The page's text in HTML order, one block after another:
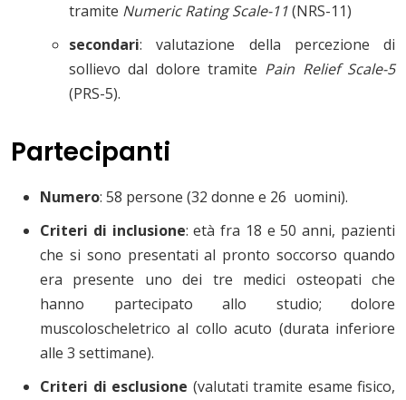
tramite Numeric Rating Scale-11(NRS-11)
secondari: valutazione della percezione di
sollievo dal dolore tramite Pain Relief Scale-5
(PRS-5).
Partecipanti
Numero: 58 persone (32 donne e 26 uomini).
Criteri di inclusione:età fra 18 e 50 anni, pazienti
che si sono presentati al pronto soccorso quando
era presente uno dei tre medici osteopati che
hanno partecipato allo studio; dolore
muscoloscheletrico al collo acuto (durata inferiore
alle 3 settimane).
Criteri di esclusione (valutati tramite esame fisico,